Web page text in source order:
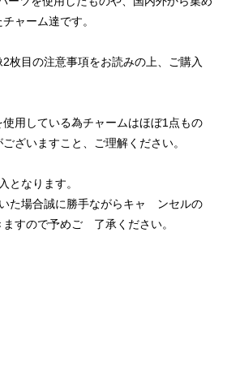
ャーム達です。
枚目の注意事項をお読みの上、ご購入
用している為チャームはほぼ1点もの
ざいますこと、ご理解ください。
となります。
た場合誠に勝手ながらキャ ンセルの
すので予めご 了承ください。